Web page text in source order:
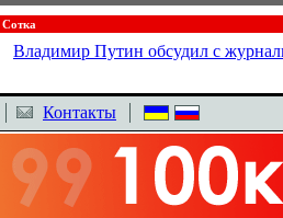
Сотка
Владимир Путин обсудил с
Контакты